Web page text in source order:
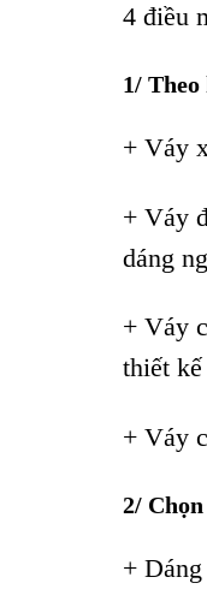
4 điều
1/
+ Váy
+ Váy
dáng
+ Váy
thiết kế
+ Váy
2/
+